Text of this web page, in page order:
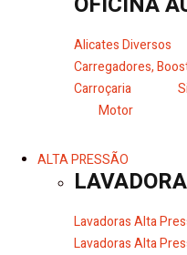
Alicates Diversos
Carregadores,
Carroçaria
Motor
ALTA PRESSÃO
Lavadoras Alta
Lavadoras Alta